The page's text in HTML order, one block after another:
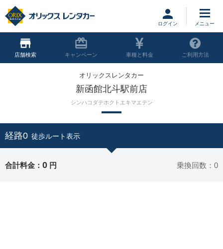
ログイン
店舗 キャンペーン 車種と料金 ご利用方法
オリックスレンタカー
新函館北斗駅前店
シンハコダテホクトエキマエテン
経路0 徒歩ルート表示
合計料金： 0 円 乗換回数：0